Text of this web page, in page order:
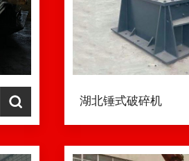
湖北锤式破碎机